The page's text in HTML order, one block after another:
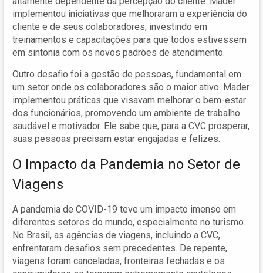
implementou iniciativas que melhoraram a experiência do
cliente e de seus colaboradores, investindo em
treinamentos e capacitações para que todos estivessem
em sintonia com os novos padrões de atendimento.
Outro desafio foi a gestão de pessoas, fundamental em
um setor onde os colaboradores são o maior ativo. Mader
implementou práticas que visavam melhorar o bem-estar
dos funcionários, promovendo um ambiente de trabalho
saudável e motivador. Ele sabe que, para a CVC prosperar,
suas pessoas precisam estar engajadas e felizes.
O Impacto da Pandemia no Setor de
Viagens
A pandemia de COVID-19 teve um impacto imenso em
diferentes setores do mundo, especialmente no turismo.
No Brasil, as agências de viagens, incluindo a CVC,
enfrentaram desafios sem precedentes. De repente,
viagens foram canceladas, fronteiras fechadas e os